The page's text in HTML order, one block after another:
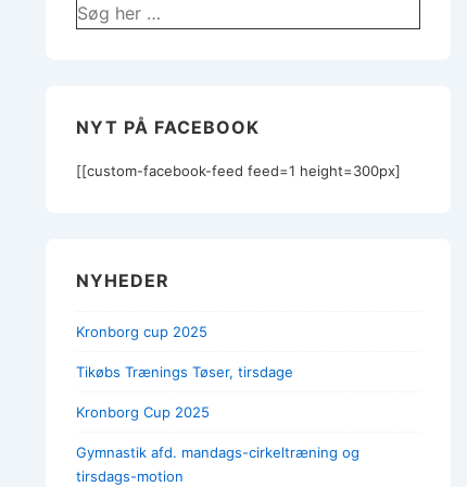
Søg
efter:
NYT PÅ FACEBOOK
[[custom-facebook-feed feed=1 height=300px]
NYHEDER
Kronborg cup 2025
Tikøbs Trænings Tøser, tirsdage
Kronborg Cup 2025
Gymnastik afd. mandags-cirkeltræning og
tirsdags-motion